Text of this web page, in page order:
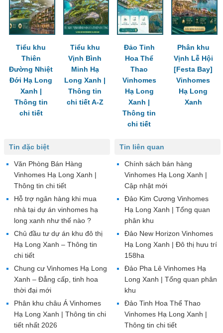
Tiểu khu
Thiên
Đường Nhiệt
Đới Hạ Long
Xanh |
Thông tin
chi tiết
Tiểu khu
Vịnh Bình
Minh Hạ
Long Xanh |
Thông tin
chi tiết A-Z
Đảo Tinh
Hoa Thể
Thao
Vinhomes
Hạ Long
Xanh |
Thông tin
chi tiết
Phân khu
Vịnh Lễ Hội
[Festa Bay]
Vinhomes
Hạ Long
Xanh
Tin liên quan
Chính sách bán hàng
Vinhomes Hạ Long Xanh |
Cập nhật mới
Đảo Kim Cương Vinhomes
Hạ Long Xanh | Tổng quan
phân khu
Đảo New Horizon Vinhomes
Hạ Long Xanh | Đô thị hưu trí
158ha
Đảo Pha Lê Vinhomes Hạ
Long Xanh | Tổng quan phân
khu
Đảo Tinh Hoa Thể Thao
Vinhomes Hạ Long Xanh |
Thông tin chi tiết
Tin đặc biệt
Văn Phòng Bán Hàng
Vinhomes Hạ Long Xanh |
Thông tin chi tiết
Hỗ trợ ngân hàng khi mua
nhà tại dự án vinhomes hạ
long xanh như thế nào ?
Chủ đầu tư dự án khu đô thị
Hạ Long Xanh – Thông tin
chi tiết
Chung cư Vinhomes Hạ Long
Xanh – Đẳng cấp, tinh hoa
thời đại mới
Phân khu châu Á Vinhomes
Hạ Long Xanh | Thông tin chi
tiết nhất 2026